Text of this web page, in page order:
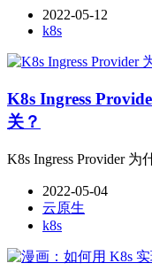
2022-05-12
k8s
K8s Ingress
关？
K8s Ingress Provider
2022-05-04
云原生
k8s